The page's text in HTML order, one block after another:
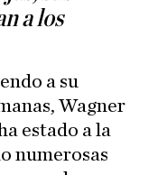
a los
a su
Wagner
estado a la
numerosas